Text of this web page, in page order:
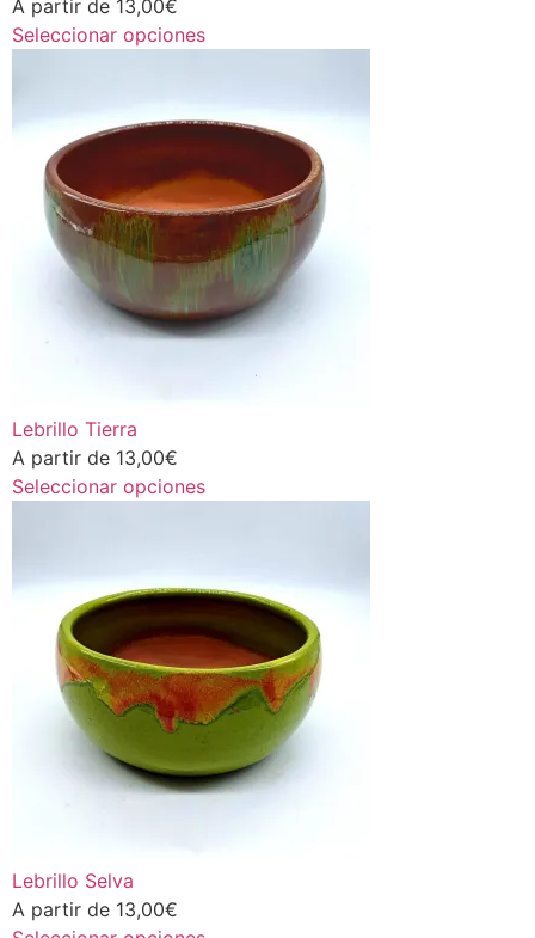
A partir de 13,00€
Seleccionar opciones
Lebrillo Tierra
A partir de 13,00€
Seleccionar opciones
Lebrillo Selva
A partir de 13,00€